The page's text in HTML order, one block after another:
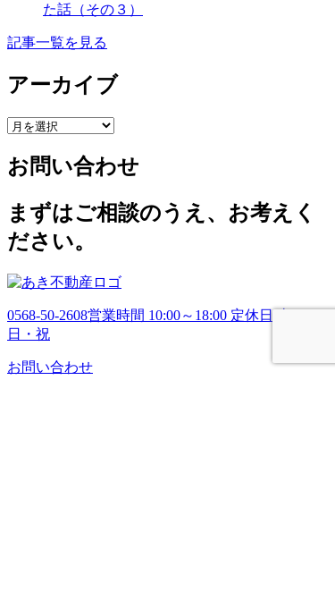
た話（その３）
記事一覧を見る
アーカイブ
ア
カ
イ
ブ
お問い合わせ
まずはご相談のうえ、お考えく
ださい。
0568-50-2608営業時間 10:00～18:00 定休日 土・
日・祝
お問い合わせ